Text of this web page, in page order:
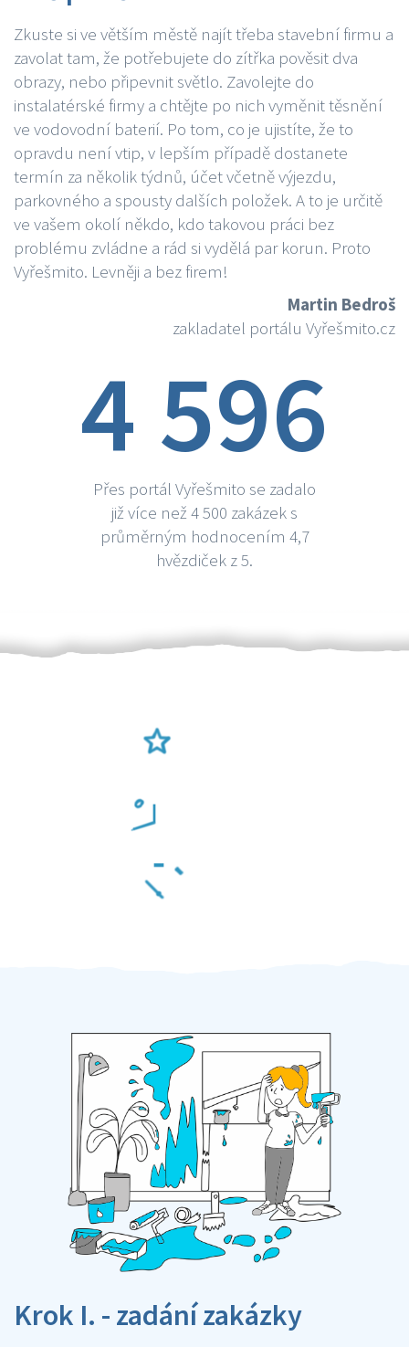
Zkuste si ve větším městě najít třeba stavební firmu a
zavolat tam, že potřebujete do zítřka pověsit dva
obrazy, nebo připevnit světlo. Zavolejte do
instalatérské firmy a chtějte po nich vyměnit těsnění
ve vodovodní baterií. Po tom, co je ujistíte, že to
opravdu není vtip, v lepším případě dostanete
termín za několik týdnů, účet včetně výjezdu,
parkovného a spousty dalších položek. A to je určitě
ve vašem okolí někdo, kdo takovou práci bez
problému zvládne a rád si vydělá par korun. Proto
Vyřešmito. Levněji a bez firem!
Martin Bedroš
zakladatel portálu Vyřešmito.cz
4 596
Přes portál Vyřešmito se zadalo
již více než 4 500 zakázek s
průměrným hodnocením 4,7
hvězdiček z 5.
Krok I. - zadání zakázky